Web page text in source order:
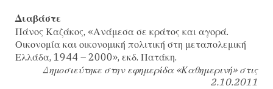
Διαβάστε
Πάνος Καζάκος, «Ανάμεσα σε κράτος και αγορά.
Οικονομία και οικονομική πολιτική στη μεταπολεμική
Ελλάδα, 1944 – 2000», εκδ. Πατάκη.
Δημοσιεύτηκε στην εφημερίδα «Καθημερινή» στις
2.10.2011